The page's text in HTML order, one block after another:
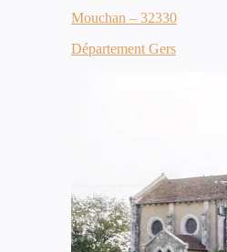
Mouchan – 32330
Département Gers